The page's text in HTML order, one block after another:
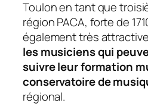
Toulon en tant que
région PACA, forte de
également très
les musiciens qui
suivre leur formation
conservatoire de
régional.